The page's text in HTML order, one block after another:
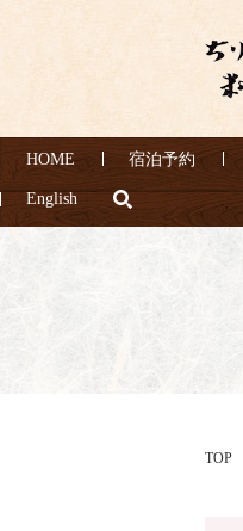
HOME 宿泊予約
English
TOP